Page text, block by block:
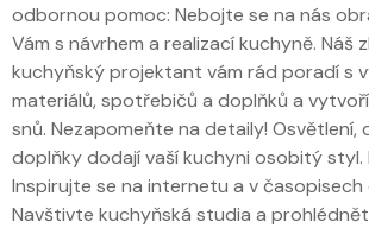
odbornou pomoc: Nebojte se na nás
Vám s návrhem a realizací kuchyně. Náš
kuchyňský projektant vám rád poradí s
materiálů, spotřebičů a doplňků a
snů. Nezapomeňte na detaily! Osvětlení,
doplňky dodají vaší kuchyni osobitý styl.
Inspirujte se na internetu a v časopisech
Navštivte kuchyňská studia a